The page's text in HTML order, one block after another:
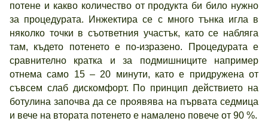
потене и какво количество от продукта би било нужно
за процедурата. Инжектира се с много тънка игла в
няколко точки в съответния участък, като се набляга
там, където потенето е по-изразено. Процедурата е
сравнително кратка и за подмишниците например
отнема само 15 – 20 минути, като е придружена от
съвсем слаб дискомфорт. По принцип действието на
ботулина започва да се проявява на първата седмица
и вече на втората потенето е намалено повече от 90 %.